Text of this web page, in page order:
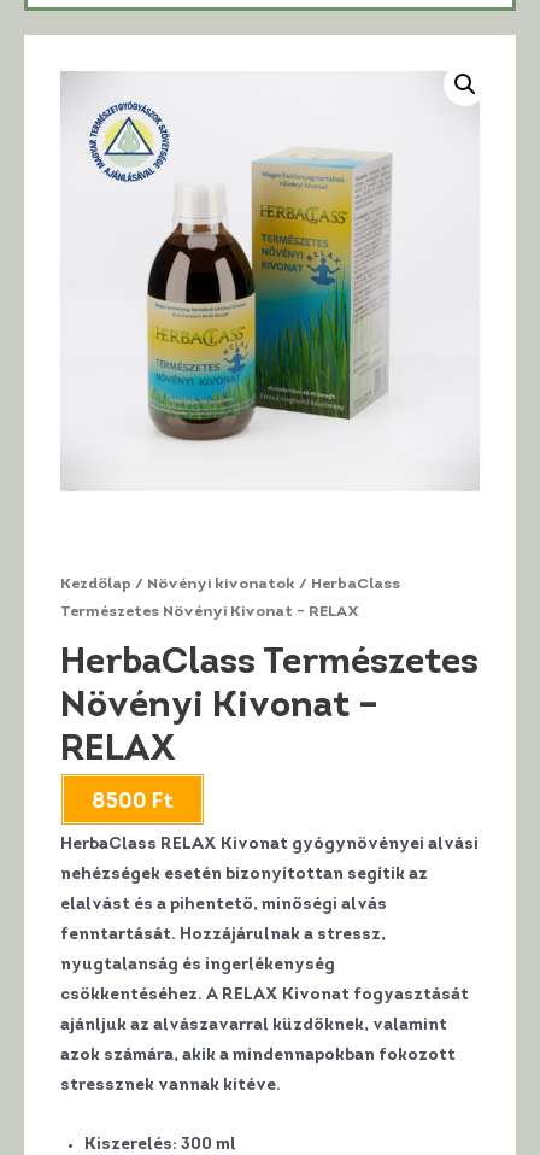
Kezdőlap / Növényi kivonatok / HerbaClass
Természetes Növényi Kivonat – RELAX
HerbaClass Természetes
Növényi Kivonat –
RELAX
8500 Ft
HerbaClass RELAX Kivonat gyógynövényei alvási
nehézségek esetén bizonyítottan segítik az
elalvást és a pihentető, minőségi alvás
fenntartását. Hozzájárulnak a stressz,
nyugtalanság és ingerlékenység
csökkentéséhez. A RELAX Kivonat fogyasztását
ajánljuk az alvászavarral küzdőknek, valamint
azok számára, akik a mindennapokban fokozott
stressznek vannak kitéve.
Kiszerelés: 300 ml